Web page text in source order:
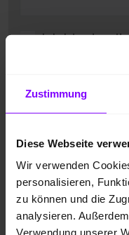
Zustimmung
Diese Webseite
Wir verwenden
personalisieren,
zu können und die
analysieren.
Verwendung unserer
Ich bin damit
und
zu werden.*
* Pflichtfeld